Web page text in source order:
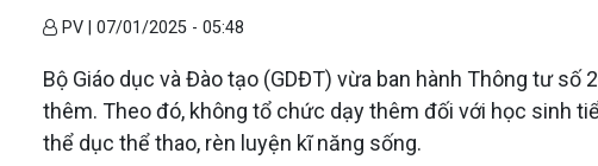
PV |07/01/2025 - 05:48
Bộ Giáo dục và Đào tạo (GDĐT) vừa ban hành Thông tư
thêm. Theo đó, không tổ chức dạy thêm đối với học sinh
thể dục thể thao, rèn luyện kĩ năng sống.